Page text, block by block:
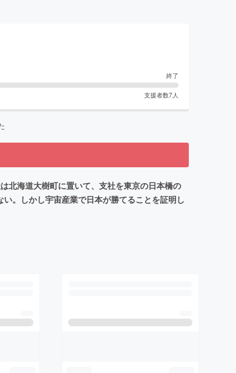
終了
支援者数7人
北海道大樹町に置いて、支社を東京の日本橋の
。しかし宇宙産業で日本が勝てることを証明し